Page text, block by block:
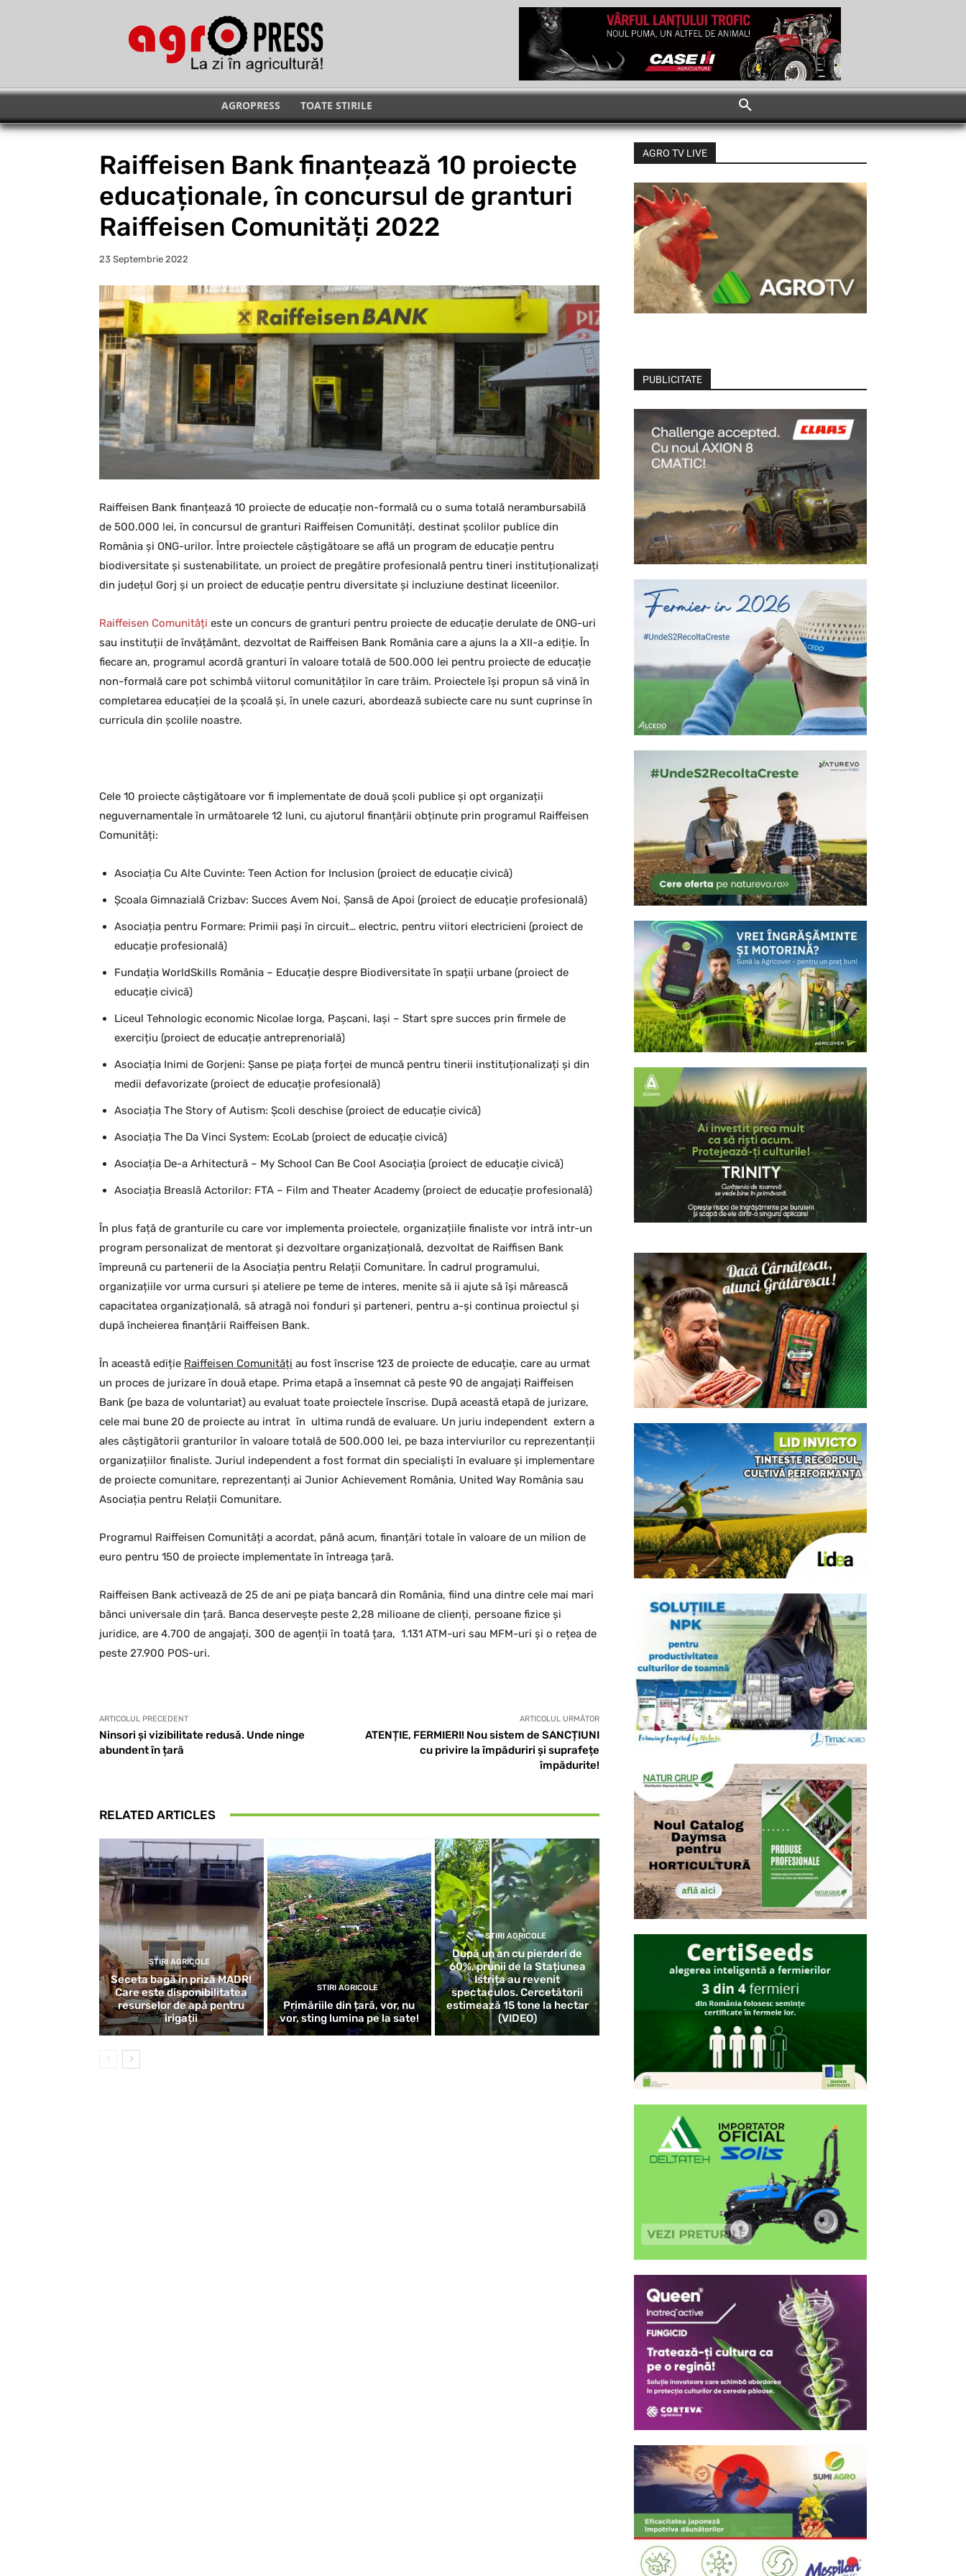
AGROPRESS TOATE STIRILE
Raiffeisen Bank finanțează 10 proiecte
educaționale, în concursul de granturi
Raiffeisen Comunități 2022
23 Septembrie 2022
Raiffeisen Bank finanțează 10 proiecte de educație non-formală cu o suma totală nerambursabilă
de 500.000 lei, în concursul de granturi Raiffeisen Comunități, destinat școlilor publice din
România și ONG-urilor. Între proiectele câștigătoare se află un program de educație pentru
biodiversitate și sustenabilitate, un proiect de pregătire profesională pentru tineri instituționalizați
din județul Gorj și un proiect de educație pentru diversitate și incluziune destinat liceenilor.
Raiffeisen Comunități este un concurs de granturi pentru proiecte de educație derulate de ONG-uri
sau instituții de învățământ, dezvoltat de Raiffeisen Bank România care a ajuns la a XII-a ediție. În
fiecare an, programul acordă granturi în valoare totală de 500.000 lei pentru proiecte de educație
non-formală care pot schimbă viitorul comunităților în care trăim. Proiectele își propun să vină în
completarea educației de la școală și, în unele cazuri, abordează subiecte care nu sunt cuprinse în
curricula din școlile noastre.
Cele 10 proiecte câștigătoare vor fi implementate de două școli publice și opt organizații
neguvernamentale în următoarele 12 luni, cu ajutorul finanțării obținute prin programul Raiffeisen
Comunități:
Asociația Cu Alte Cuvinte: Teen Action for Inclusion (proiect de educație civică)
Școala Gimnazială Crizbav: Succes Avem Noi, Șansă de Apoi (proiect de educație profesională)
Asociația pentru Formare: Primii pași în circuit… electric, pentru viitori electricieni (proiect de
educație profesională)
Fundația WorldSkills România – Educație despre Biodiversitate în spații urbane (proiect de
educație civică)
Liceul Tehnologic economic Nicolae Iorga, Pașcani, Iași – Start spre succes prin firmele de
exercițiu (proiect de educație antreprenorială)
Asociația Inimi de Gorjeni: Șanse pe piața forței de muncă pentru tinerii instituționalizați și din
medii defavorizate (proiect de educație profesională)
Asociația The Story of Autism: Școli deschise (proiect de educație civică)
Asociația The Da Vinci System: EcoLab (proiect de educație civică)
Asociația De-a Arhitectură – My School Can Be Cool Asociația (proiect de educație civică)
Asociația Breaslă Actorilor: FTA – Film and Theater Academy (proiect de educație profesională)
În plus față de granturile cu care vor implementa proiectele, organizațiile finaliste vor intră intr-un
program personalizat de mentorat și dezvoltare organizațională, dezvoltat de Raiffisen Bank
împreună cu partenerii de la Asociația pentru Relații Comunitare. În cadrul programului,
organizațiile vor urma cursuri și ateliere pe teme de interes, menite să ii ajute să își mărească
capacitatea organizațională, să atragă noi fonduri și parteneri, pentru a-și continua proiectul și
după încheierea finanțării Raiffeisen Bank.
În această ediție Raiffeisen Comunități au fost înscrise 123 de proiecte de educație, care au urmat
un proces de jurizare în două etape. Prima etapă a însemnat că peste 90 de angajați Raiffeisen
Bank (pe baza de voluntariat) au evaluat toate proiectele înscrise. După această etapă de jurizare,
cele mai bune 20 de proiecte au intrat în ultima rundă de evaluare. Un juriu independent extern a
ales câștigătorii granturilor în valoare totală de 500.000 lei, pe baza interviurilor cu reprezentanții
organizațiilor finaliste. Juriul independent a fost format din specialiști în evaluare și implementare
de proiecte comunitare, reprezentanți ai Junior Achievement România, United Way România sau
Asociația pentru Relații Comunitare.
Programul Raiffeisen Comunități a acordat, până acum, finanțări totale în valoare de un milion de
euro pentru 150 de proiecte implementate în întreaga țară.
Raiffeisen Bank activează de 25 de ani pe piața bancară din România, fiind una dintre cele mai mari
bănci universale din țară. Banca deservește peste 2,28 milioane de clienți, persoane fizice și
juridice, are 4.700 de angajați, 300 de agenții în toată țara, 1.131 ATM-uri sau MFM-uri și o rețea de
peste 27.900 POS-uri.
ARTICOLUL PRECEDENT
Ninsori și vizibilitate redusă. Unde ninge
abundent în țară
ARTICOLUL URMĂTOR
ATENȚIE, FERMIERI! Nou sistem de SANCȚIUNI
cu privire la împăduriri și suprafețe
împădurite!
RELATED ARTICLES
STIRI AGRICOLE
Seceta bagă în priză MADR!
Care este disponibilitatea
resurselor de apă pentru
irigații
STIRI AGRICOLE
Primăriile din țară, vor, nu
vor, sting lumina pe la sate!
STIRI AGRICOLE
După un an cu pierderi de
60%, prunii de la Stațiunea
Istrița au revenit
spectaculos. Cercetătorii
estimează 15 tone la hectar
(VIDEO)
AGRO TV LIVE
PUBLICITATE